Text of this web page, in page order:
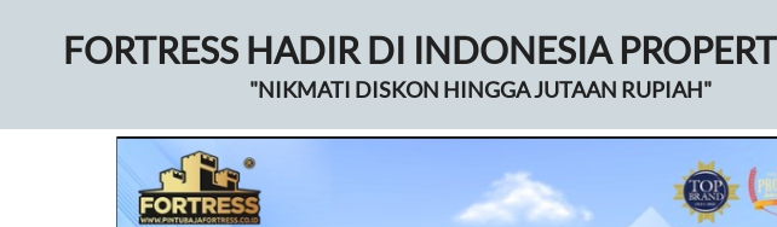
FORTRESS HADIR DI INDONESIA
"NIKMATI DISKON HINGGA JUTAAN RUPIAH"